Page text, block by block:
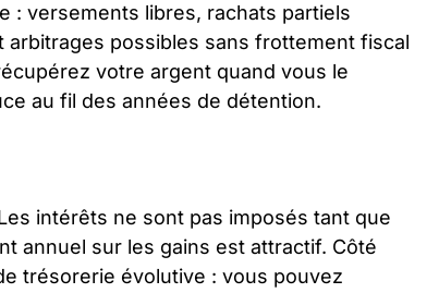
: versements libres, rachats partiels
possibles sans frottement fiscal
votre argent quand vous le
au fil des années de détention.
intérêts ne sont pas imposés tant que
annuel sur les gains est attractif. Côté
trésorerie évolutive : vous pouvez